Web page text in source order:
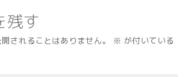
残す
されることはありません。 ※ が付いている